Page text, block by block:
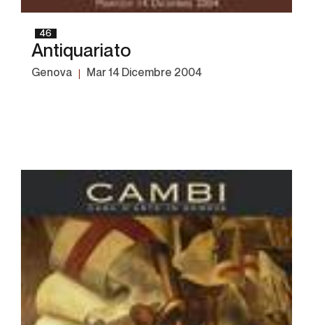
46
Antiquariato
Genova mar14 Dicembre 2004